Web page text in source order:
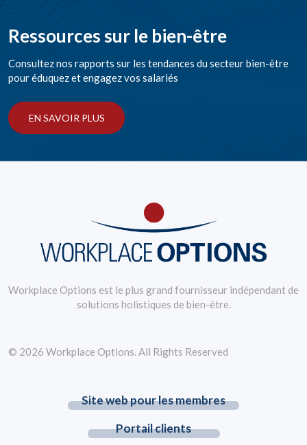
Ressources sur le bien-être
Consultez nos rapports sur les tendances du secteur bien-être
pour éduquez et engagez vos salariés
EN SAVOIR PLUS
Workplace Options est le plus grand fournisseur indépendant de
solutions holistiques de bien-être.
Site web pour les membres
Portail clients
© 2026 Workplace Options. All Rights Reserved